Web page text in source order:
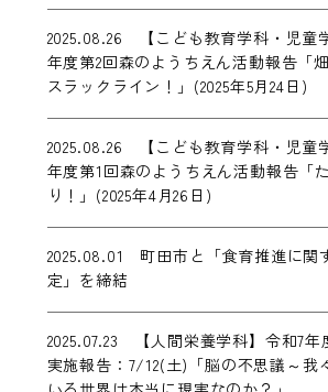
2025.08.26 【こども教育学科・児童
年度第2回森のようちえん活動報告「
スラックライン！」(2025年5月24日)
2025.08.26 【こども教育学科・児童
年度第1回森のようちえん活動報告「
り！」(2025年4月26日)
2025.08.01 町田市と「食育推進に関
定」を締結
2025.07.23 【人間栄養学科】令和7年
実施報告：7/12(土)「脳の不思議～我